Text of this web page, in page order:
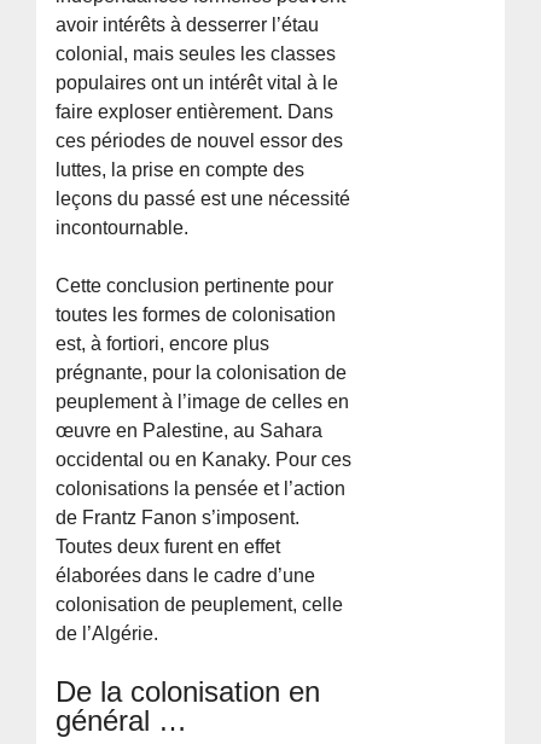
avoir intérêts à desserrer l’étau
colonial, mais seules les classes
populaires ont un intérêt vital à le
faire exploser entièrement. Dans
ces périodes de nouvel essor des
luttes, la prise en compte des
leçons du passé est une nécessité
incontournable.
Cette conclusion pertinente pour
toutes les formes de colonisation
est, à fortiori, encore plus
prégnante, pour la colonisation de
peuplement à l’image de celles en
œuvre en Palestine, au Sahara
occidental ou en Kanaky. Pour ces
colonisations la pensée et l’action
de Frantz Fanon s’imposent.
Toutes deux furent en effet
élaborées dans le cadre d’une
colonisation de peuplement, celle
de l’Algérie.
De la colonisation en
général …